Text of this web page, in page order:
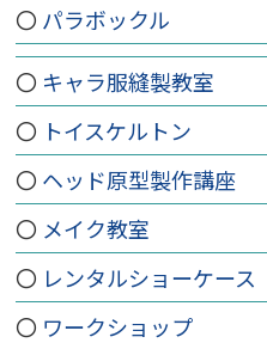
パラボックル
キャラ服縫製教室
トイスケルトン
ヘッド原型製作講座
メイク教室
レンタルショーケース
ワークショップ